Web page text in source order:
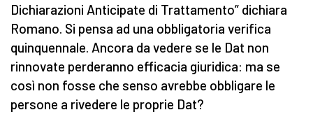
Dichiarazioni Anticipate di Trattamento” dichiara
Romano. Si pensa ad una obbligatoria verifica
quinquennale. Ancora da vedere se le Dat non
rinnovate perderanno efficacia giuridica: ma se
così non fosse che senso avrebbe obbligare le
persone a rivedere le proprie Dat?